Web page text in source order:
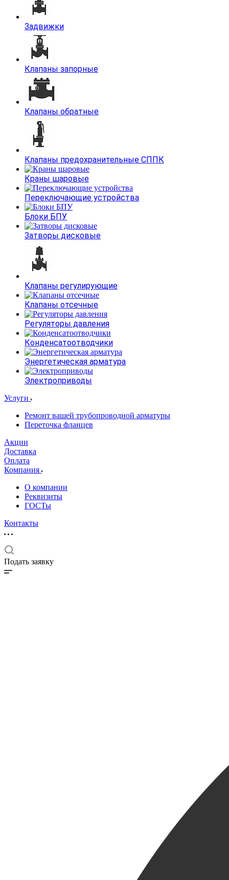
Задвижки
Клапаны запорные
Клапаны обратные
Клапаны предохранительные СППК
Краны шаровые
Переключающие устройства
Блоки БПУ
Затворы дисковые
Клапаны регулирующие
Клапаны отсечные
Регуляторы давления
Конденсатоотводчики
Энергетическая арматура
Электроприводы
Услуги
Ремонт вашей трубопроводной арматуры
Переточка фланцев
Акции
Доставка
Оплата
Компания
О компании
Реквизиты
ГОСТы
Контакты
Подать заявку